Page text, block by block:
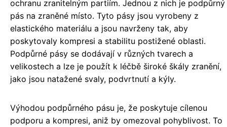
ochranu zranitelným partiím. Jednou z nich je podpůrný
pás na zraněné místo. Tyto pásy jsou vyrobeny z
elastického materiálu a jsou navrženy tak, aby
poskytovaly kompresi a stabilitu postižené oblasti.
Podpůrné pásy se dodávají v různých tvarech a
velikostech a lze je použít k léčbě široké škály zranění,
jako jsou natažené svaly, podvrtnutí a kýly.
Výhodou podpůrného pásu je, že poskytuje cílenou
podporu a kompresi, aniž by omezoval pohyblivost. To